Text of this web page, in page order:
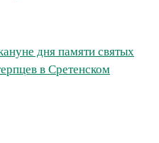
дня памяти святых
в Сретенском